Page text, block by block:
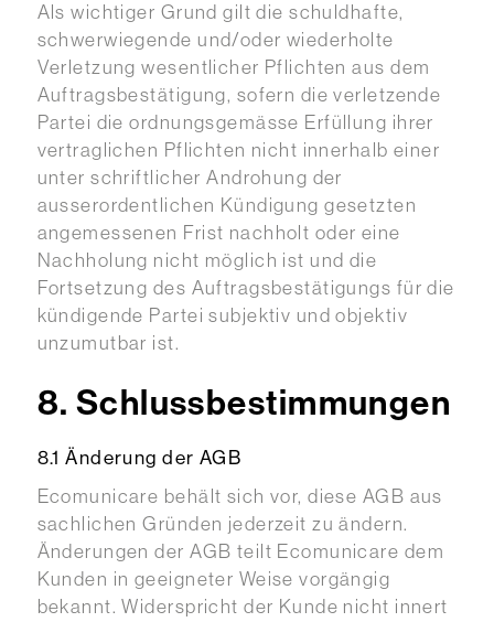
Als wichtiger Grund gilt die schuldhafte,
schwerwiegende und/oder wiederholte
Verletzung wesentlicher Pflichten aus dem
Auftragsbestätigung, sofern die verletzende
Partei die ordnungsgemässe Erfüllung ihrer
vertraglichen Pflichten nicht innerhalb einer
unter schriftlicher Androhung der
ausserordentlichen Kündigung gesetzten
angemessenen Frist nachholt oder eine
Nachholung nicht möglich ist und die
Fortsetzung des Auftragsbestätigungs für die
kündigende Partei subjektiv und objektiv
unzumutbar ist.
8. Schlussbestimmungen
8.1 Änderung der AGB
Ecomunicare behält sich vor, diese AGB aus
sachlichen Gründen jederzeit zu ändern.
Änderungen der AGB teilt Ecomunicare dem
Kunden in geeigneter Weise vorgängig
bekannt. Widerspricht der Kunde nicht innert